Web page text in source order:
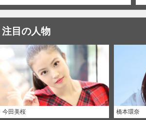
注目の人物
今田美桜 橋本環奈